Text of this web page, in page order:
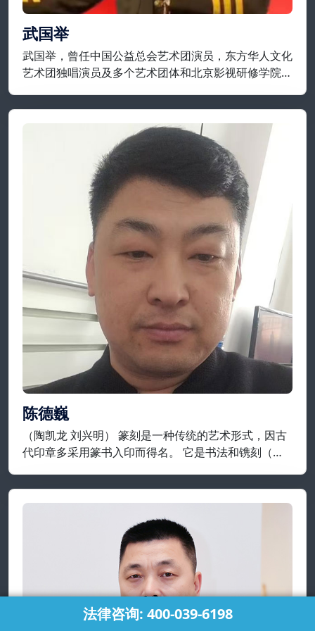
武国举
武国举，曾任中国公益总会艺术团演员，东方华人文化
艺术团独唱演员及多个艺术团体和北京影视研修学院等
友艺术团特聘独唱演员，享誉实力派歌唱家一级演员；
陈德巍
（陶凯龙 刘兴明） 篆刻是一种传统的艺术形式，因古
代印章多采用篆书入印而得名。 它是书法和镌刻（包
言，它是指将在平面上设计好的纹样或文字镌刻在金
属、石头、牙、角等材质上。
法律咨询: 400-039-6198